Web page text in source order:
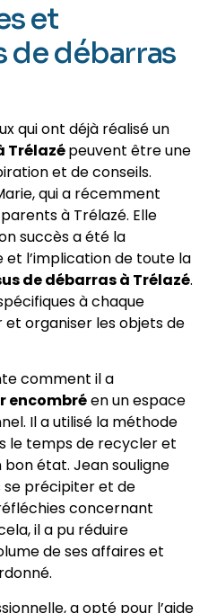
et
de débarras
qui ont déjà réalisé un
Trélazépeuvent être une
et de conseils.
qui a récemment
à Trélazé. Elle
succès a été la
l’implication de toute la
de débarras à Trélazé.
à chaque
organiser les objets de
comment il a
encombréen un espace
Il a utilisé la méthode
le temps de recycler et
état. Jean souligne
se précipiter et de
concernant
il a pu réduire
de ses affaires et
a opté pour l’aide